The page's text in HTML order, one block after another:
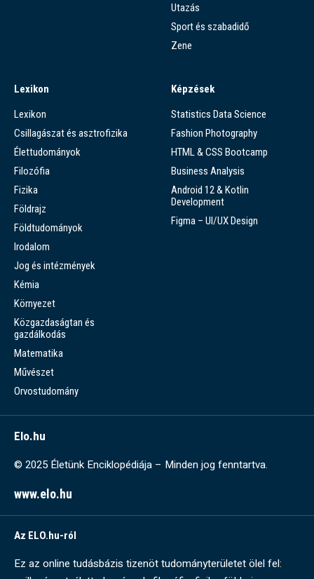
Utazás
Sport és szabadidő
Zene
Lexikon
Lexikon
Csillagászat és asztrofizika
Élettudományok
Filozófia
Fizika
Földrajz
Földtudományok
Irodalom
Jog és intézmények
Kémia
Környezet
Közgazdaságtan és
gazdálkodás
Matematika
Művészet
Orvostudomány
Képzések
Statistics Data Science
Fashion Photography
HTML & CSS Bootcamp
Business Analysis
Android 12 & Kotlin
Development
Figma – UI/UX Design
Elo.hu
© 2025 Életünk Enciklopédiája – Minden jog fenntartva.
www.elo.hu
Az ELO.hu-ról
Ez az online tudásbázis tizenöt tudományterületet ölel fel: